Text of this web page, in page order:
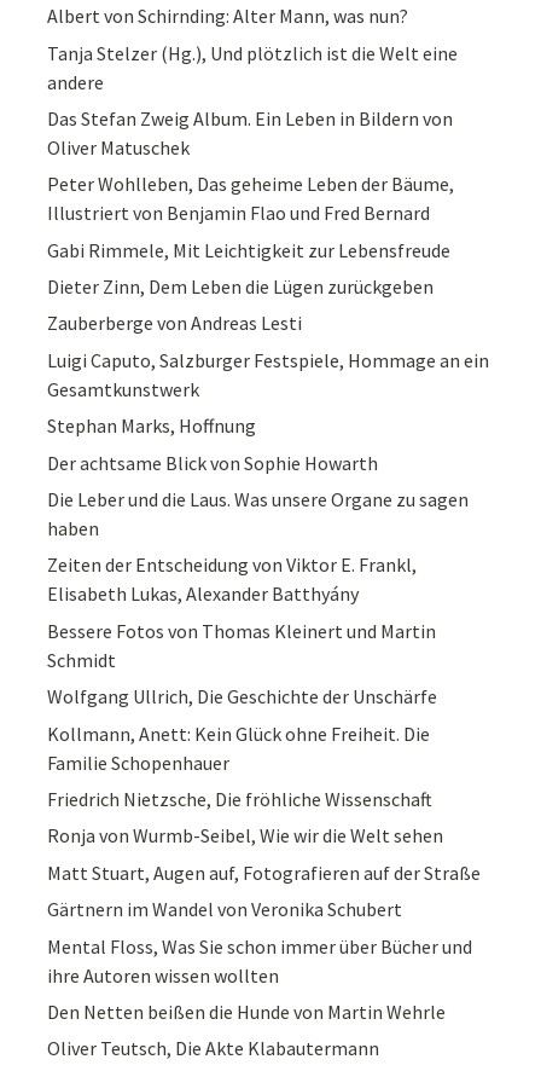
Albert von Schirnding: Alter Mann, was nun?
Tanja Stelzer (Hg.), Und plötzlich ist die Welt eine
andere
Das Stefan Zweig Album. Ein Leben in Bildern von
Oliver Matuschek
Peter Wohlleben, Das geheime Leben der Bäume,
Illustriert von Benjamin Flao und Fred Bernard
Gabi Rimmele, Mit Leichtigkeit zur Lebensfreude
Dieter Zinn, Dem Leben die Lügen zurückgeben
Zauberberge von Andreas Lesti
Luigi Caputo, Salzburger Festspiele, Hommage an ein
Gesamtkunstwerk
Stephan Marks, Hoffnung
Der achtsame Blick von Sophie Howarth
Die Leber und die Laus. Was unsere Organe zu sagen
haben
Zeiten der Entscheidung von Viktor E. Frankl,
Elisabeth Lukas, Alexander Batthyány
Bessere Fotos von Thomas Kleinert und Martin
Schmidt
Wolfgang Ullrich, Die Geschichte der Unschärfe
Kollmann, Anett: Kein Glück ohne Freiheit. Die
Familie Schopenhauer
Friedrich Nietzsche, Die fröhliche Wissenschaft
Ronja von Wurmb-Seibel, Wie wir die Welt sehen
Matt Stuart, Augen auf, Fotografieren auf der Straße
Gärtnern im Wandel von Veronika Schubert
Mental Floss, Was Sie schon immer über Bücher und
ihre Autoren wissen wollten
Den Netten beißen die Hunde von Martin Wehrle
Oliver Teutsch, Die Akte Klabautermann